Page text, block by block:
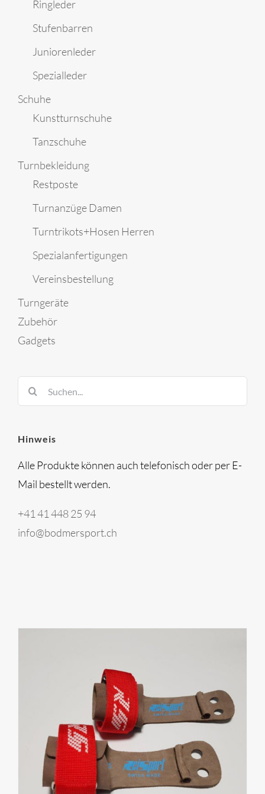
Ringleder
Stufenbarren
Juniorenleder
Spezialleder
Schuhe
Kunstturnschuhe
Tanzschuhe
Turnbekleidung
Restposte
Turnanzüge Damen
Turntrikots+Hosen Herren
Spezialanfertigungen
Vereinsbestellung
Turngeräte
Zubehör
Gadgets
Suche
nach:
Hinweis
Alle Produkte können auch telefonisch oder per E-
Mail bestellt werden.
+41 41 448 25 94
info@bodmersport.ch